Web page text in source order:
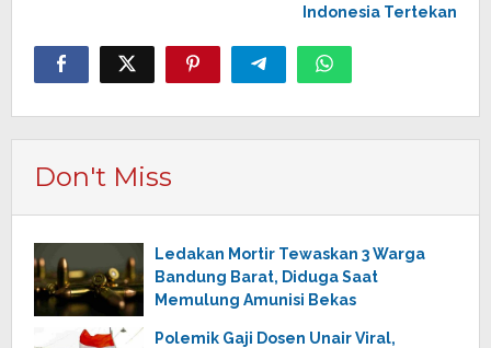
Indonesia Tertekan
Don't Miss
Ledakan Mortir Tewaskan 3 Warga
Bandung Barat, Diduga Saat
Memulung Amunisi Bekas
Polemik Gaji Dosen Unair Viral,